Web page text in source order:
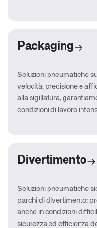
Packaging
Soluzioni pneumatiche
velocità, precisione e
alla sigillatura,
condizioni di lavoro
Divertimento
Soluzioni pneumatiche
parchi di divertimento:
anche in condizioni
sicurezza ed efficienza